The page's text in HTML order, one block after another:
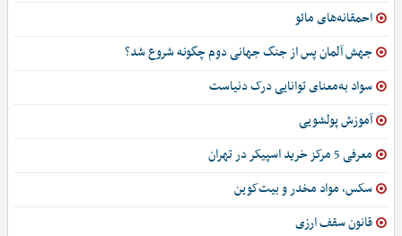
احمقانه‌های مائو
جهش آلمان پس از جنگ جهانی دوم چگونه شروع شد؟
سواد به‌معنای توانایی درک دنیاست
آموزش پولشویی
معرفی 5 مرکز خرید اسپیکر در تهران
سکس، مواد مخدر و بیت‌کوین
قانون سقف ارزی